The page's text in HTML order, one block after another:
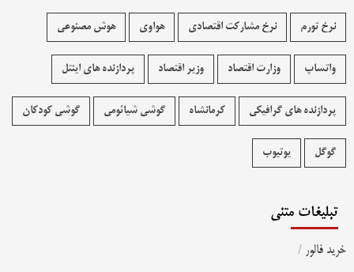
نرخ تورم نرخ مشارکت اقتصادی هواوی هوش مصنوعی
واتساپ وزارت اقتصاد وزیر اقتصاد پردازنده های اینتل
پردازنده های گرافیکی کرمانشاه گوشی شیائومی گوشی کودکان
گوگل یوتیوب
تبلیغات متنی
خرید فالور /